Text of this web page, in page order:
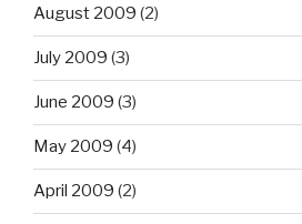
August 2009 (2)
July 2009 (3)
June 2009 (3)
May 2009 (4)
April 2009 (2)